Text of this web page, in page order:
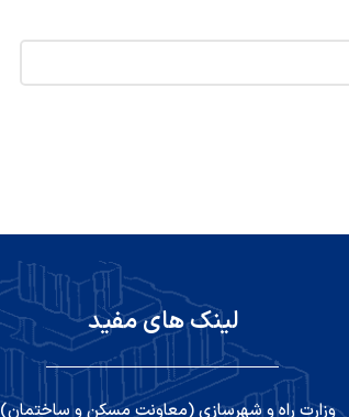
لینک های مفید
وزارت راه و شهرسازی (معاونت مسکن و ساختمان)